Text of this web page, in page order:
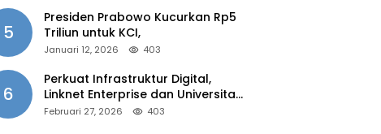
5
Presiden Prabowo Kucurkan Rp5
Triliun untuk KCI,
Januari 12, 2026 403
6
Perkuat Infrastruktur Digital,
Linknet Enterprise dan Universitas
Jember Jalin Kolaborasi Smart
Februari 27, 2026 403